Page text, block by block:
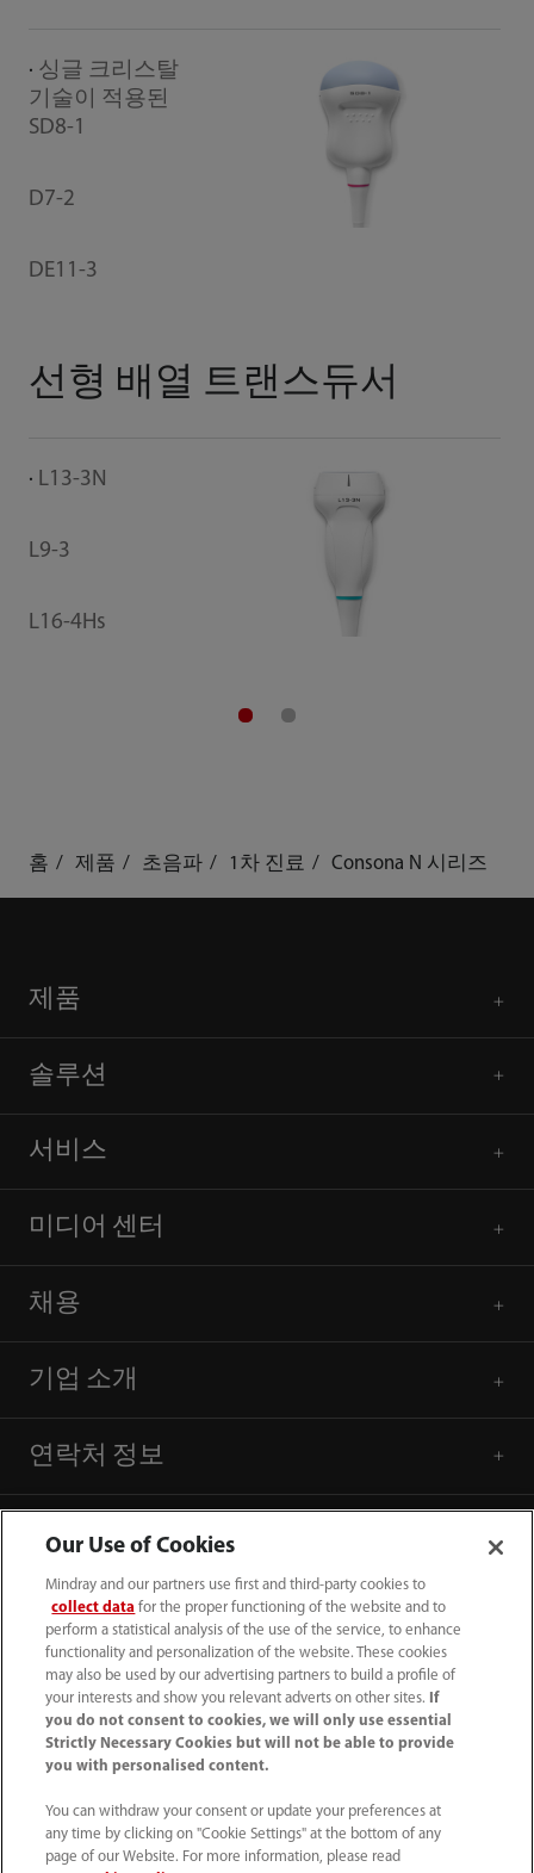
싱글 크리스탈
기술이 적용된
SD8-1
D7-2
DE11-3
선형 배열 트랜스듀서
L13-3N
L9-3
L16-4Hs
홈 제품 초음파 1차 진료 Consona N 시리즈
제품
솔루션
서비스
미디어 센터
채용
기업 소개
연락처 정보
(82-2) 5688 040
intl-market@mindray.com
Our Use of Cookies
Mindray and our partners use first and third-party cookies to
collect data for the proper functioning of the website and to
perform a statistical analysis of the use of the service, to enhance
functionality and personalization of the website. These cookies
may also be used by our advertising partners to build a profile of
your interests and show you relevant adverts on other sites.
If
you do not consent to cookies, we will only use essential
Strictly Necessary Cookies but will not be able to provide
you with personalised content.
You can withdraw your consent or update your preferences at
any time by clicking on "Cookie Settings" at the bottom of any
page of our Website. For more information, please read